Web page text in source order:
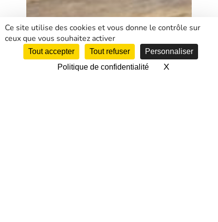
Ce site utilise des cookies et vous donne le contrôle sur
ceux que vous souhaitez activer
Tout accepter Tout refuser
Personnaliser
Politique de confidentialité
XMasquer le